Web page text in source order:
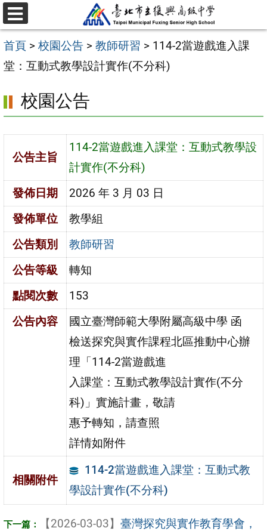
跳
至
主
要
容
區
選
單
首頁 > 校園公告 > 教師研習 > 114-2當遊戲進入課
堂：互動式教學設計實作(不分科)
校園公告
公告主旨
114-2當遊戲進入課堂：互動式教學設
計實作(不分科)
發佈日期
2026 年 3 月 03 日
發佈單位
教學組
公告類別
教師研習
公告等級
轉知
點閱次數
153
公告內容
國立臺灣師範大學附屬高級中學 函
檢送探究與實作課程北區推動中心辦
理「114-2當遊戲進
入課堂：互動式教學設計實作(不分
科)」實施計畫，敬請
惠予轉知，請查照
詳情如附件
相關附件
114-2當遊戲進入課堂：互動式教
學設計實作(不分科)
【2026-03-03】 臺灣探究與實作教育學會，